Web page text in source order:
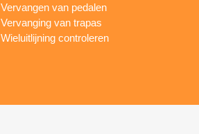
Vervangen van pedalen
Vervanging van trapas
Wieluitlijning controleren